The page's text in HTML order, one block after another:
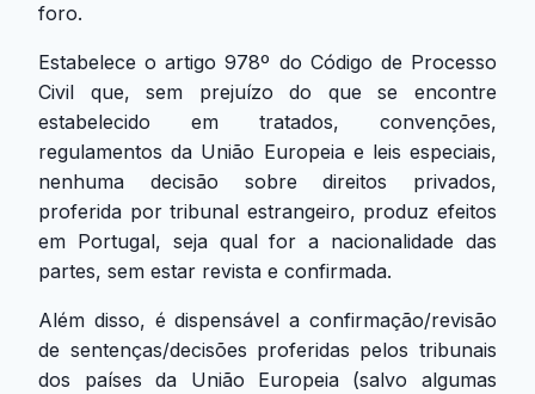
foro.
Estabelece o artigo 978º do Código de Processo
Civil que, sem prejuízo do que se encontre
estabelecido em tratados, convenções,
regulamentos da União Europeia e leis especiais,
nenhuma decisão sobre direitos privados,
proferida por tribunal estrangeiro, produz efeitos
em Portugal, seja qual for a nacionalidade das
partes, sem estar revista e confirmada.
Além disso, é dispensável a confirmação/revisão
de sentenças/decisões proferidas pelos tribunais
dos países da União Europeia (salvo algumas